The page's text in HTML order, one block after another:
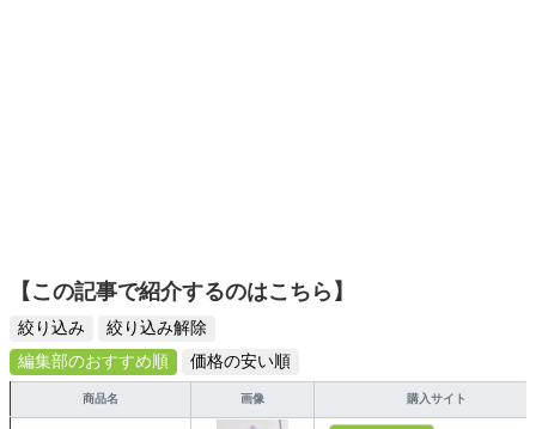
【この記事で紹介するのはこちら】
絞り込み
絞り込み解除
編集部のおすすめ順
価格の安い順
商品名 画像 購入サイト